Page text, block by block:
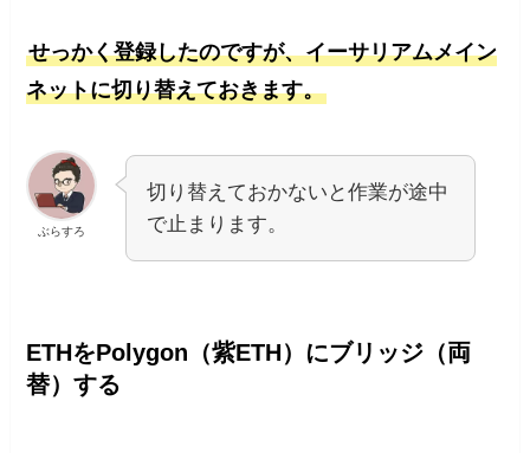
せっかく登録したのですが、イーサリアムメイン
ネットに切り替えておきます。
ぶらすろ
切り替えておかないと作業が途中
で止まります。
ETHをPolygon（紫ETH）にブリッジ（両
替）する